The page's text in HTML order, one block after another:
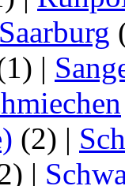
Saarburg
|
(2) |
|